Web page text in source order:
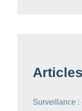
Surveillance :